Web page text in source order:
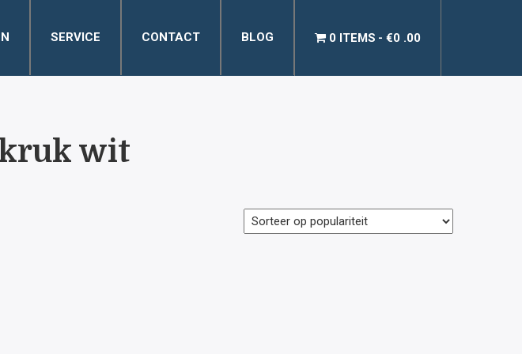
SERVICE CONTACT BLOG 0 ITEMS €0 .00
wit